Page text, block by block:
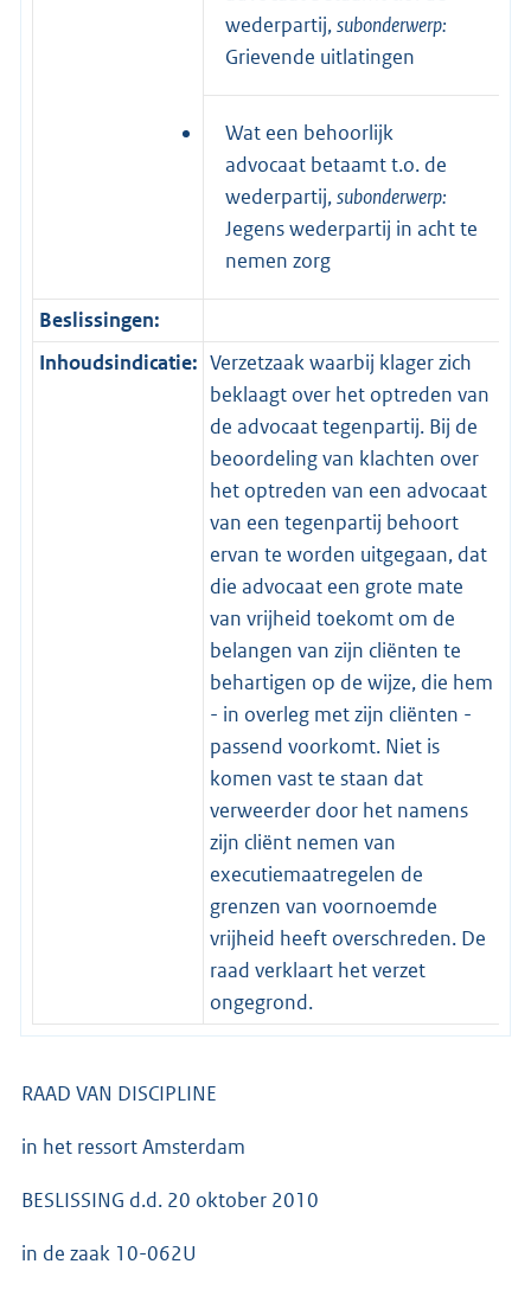
wederpartij,subonderwerp:
Grievende uitlatingen
Wat een behoorlijk
advocaat betaamt t.o. de
wederpartij,subonderwerp:
Jegens wederpartij in acht te
nemen zorg
Beslissingen:
Inhoudsindicatie: Verzetzaak waarbij klager zich
beklaagt over het optreden van
de advocaat tegenpartij. Bij de
beoordeling van klachten over
het optreden van een advocaat
van een tegenpartij behoort
ervan te worden uitgegaan, dat
die advocaat een grote mate
van vrijheid toekomt om de
belangen van zijn cliënten te
behartigen op de wijze, die hem
- in overleg met zijn cliënten -
passend voorkomt. Niet is
komen vast te staan dat
verweerder door het namens
zijn cliënt nemen van
executiemaatregelen de
grenzen van voornoemde
vrijheid heeft overschreden. De
raad verklaart het verzet
ongegrond.
RAAD VAN DISCIPLINE
in het ressort Amsterdam
BESLISSING d.d. 20 oktober 2010
in de zaak 10-062U